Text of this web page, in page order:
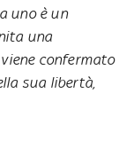
uno è un
una
confermato
sua libertà,